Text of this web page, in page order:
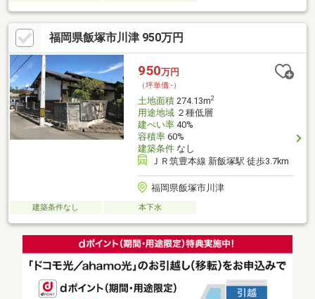
福岡県飯塚市川津 950万円
950万円
（坪単価:-）
土地面積274.13m2
用途地域２種低層
建ぺい率40%
容積率60%
建築条件なし
ＪＲ筑豊本線 新飯塚駅 徒歩3.7km
福岡県飯塚市川津
建築条件なし 本下水